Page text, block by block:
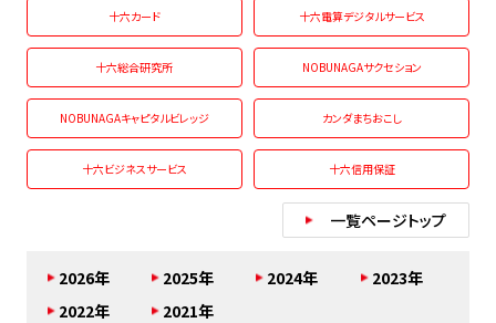
English
十六カード 十六電算デジタルサービス
十六総合研究所 NOBUNAGAサクセション
NOBUNAGAキャピタルビレッジ カンダまちおこし
十六ビジネスサービス 十六信用保証
一覧ページトップ
2026年 2025年 2024年
2023年
2022年
2021年